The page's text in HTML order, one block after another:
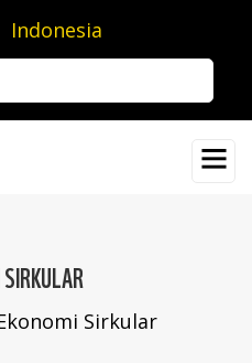
Indonesia
Sirkular